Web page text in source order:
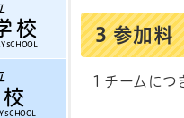
校
SCHOOL
SCHOOL
3 参加料
１チームに